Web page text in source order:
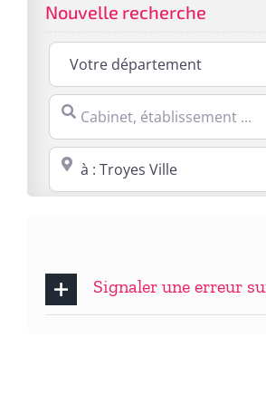
Nouvelle recherche
Cabinet, établissement ...
Proche de : ville, cp, lieu ...
Signaler une erreur